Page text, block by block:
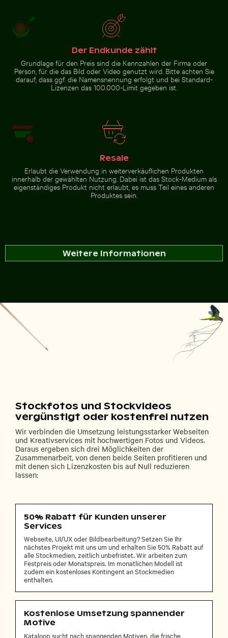
Der Endkunde zählt
Grundlage für den Preis sind die Kennzahlen der Firma oder
Person, für die das Bild oder Video genutzt wird. Bitte achten Sie
darauf, dass ggf. die Namensnennung erfolgt und bei Standard-
Lizenzen das 100.000-Limit gegeben ist.
Resale
Erlaubt die Verwendung in weiterverkäuflichen Produkten
innerhalb der gewählten Nutzung. Dabei ist das Stock-Medium als
eigenständiges Produkt nicht erlaubt, es muss Teil eines anderen
Produktes sein.
Weitere Informationen
Stockfotos und Stockvideos
vergünstigt oder kostenfrei nutzen
Wir verbinden die Umsetzung leistungsstarker Webseiten
und Kreativservices mit hochwertigen Fotos und Videos.
Daraus ergeben sich drei Möglichkeiten der
Zusammenarbeit, von denen beide Seiten profitieren und
mit denen sich Lizenzkosten bis auf Null reduzieren
lassen:
50% Rabatt für Kunden unserer
Services
Webseite, UI/UX oder Bildbearbeitung? Setzen Sie Ihr
nächstes Projekt mit uns um und erhalten Sie 50% Rabatt auf
alle Stockmedien, zeitlich unbefristet. Wir arbeiten zum
Festpreis oder Monatspreis. Im monatlichen Modell ist
zudem ein kostenloses Kontingent an Stockmedien
enthalten.
Kostenlose Umsetzung spannender
Motive
Kataloop sucht nach spannenden Motiven, die frische